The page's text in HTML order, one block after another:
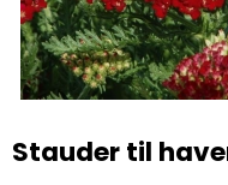
Stauder til